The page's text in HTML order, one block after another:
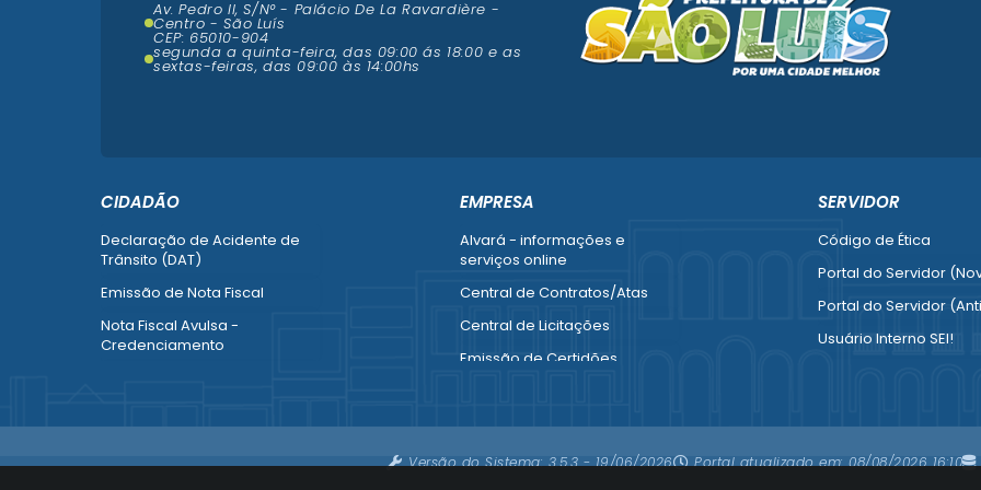
CIDADÃO
Declaração de Acidente de
Trânsito (DAT)
Emissão de Nota Fiscal
Nota Fiscal Avulsa -
Credenciamento
Ver mais serviços do Cidadão
EMPRESA
Alvará - informações e
serviços online
Central de Contratos/Atas
Central de Licitações
Emissão de Certidões
Empresa
SERVIDOR
Código de Ética
Portal do Servidor
Portal do Servidor
Usuário Interno SEI!
Manual de Gestão
Av. Pedro II, S/N° - Palácio De La Ravardière -
Centro - São Luís
CEP: 65010-904
segunda a quinta-feira, das 09:00 ás 18:00 e as
sextas-feiras, das 09:00 às 14:00hs
Versão do Sistema:3.5.3 - 19/06/2026 Portal atualizado em:08/08/2026 16:10